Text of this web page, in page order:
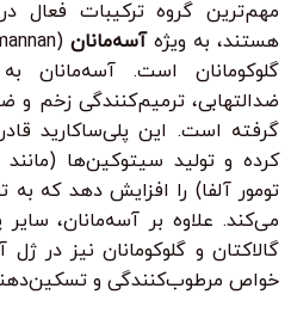
مهم‌ترین گروه ترکیبات فعال در
هستند، به ویژهآسه‌مانان
گلوکومانان است. آسه‌مانان
ضدالتهابی، ترمیم‌کنندگی زخم و
گرفته است. این پلی‌ساکارید
تومور آلفا) را افزایش دهد که
می‌کند. علاوه بر آسه‌مانان، سایر
گالاکتان و گلوکومانان نیز در
خواص مرطوب‌کنندگی و